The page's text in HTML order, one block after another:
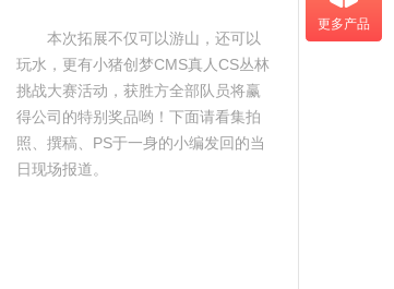
更多产品
本次拓展不仅可以游山，还可以
玩水，更有小猪创梦CMS真人CS丛林
挑战大赛活动，获胜方全部队员将赢
得公司的特别奖品哟！下面请看集拍
照、撰稿、PS于一身的小编发回的当
日现场报道。